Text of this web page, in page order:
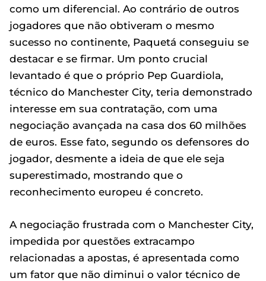
como um diferencial. Ao contrário de outros
jogadores que não obtiveram o mesmo
sucesso no continente, Paquetá conseguiu se
destacar e se firmar. Um ponto crucial
levantado é que o próprio Pep Guardiola,
técnico do Manchester City, teria demonstrado
interesse em sua contratação, com uma
negociação avançada na casa dos 60 milhões
de euros. Esse fato, segundo os defensores do
jogador, desmente a ideia de que ele seja
superestimado, mostrando que o
reconhecimento europeu é concreto.
A negociação frustrada com o Manchester City,
impedida por questões extracampo
relacionadas a apostas, é apresentada como
um fator que não diminui o valor técnico de